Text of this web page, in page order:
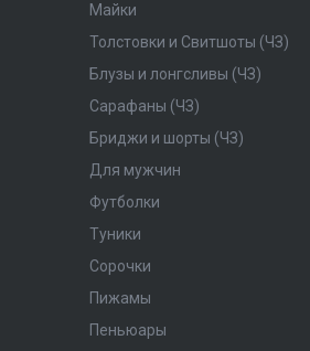
Майки
Толстовки и Свитшоты (ЧЗ)
Блузы и лонгсливы (ЧЗ)
Сарафаны (ЧЗ)
Бриджи и шорты (ЧЗ)
Для мужчин
Футболки
Туники
Сорочки
Пижамы
Пеньюары